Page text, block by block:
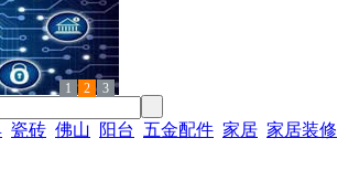
1 2 3
瓷砖 佛山 阳台 五金配件 家居 家居装修